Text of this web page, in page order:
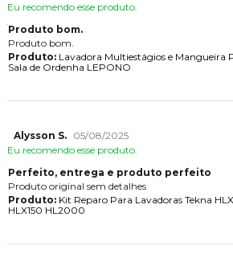
Eu recomendo esse produto.
Produto bom.
Produto bom.
Produto:Lavadora Multiestágios e Mangueira
Sala de Ordenha LEPONO
Alysson S.
05/08/2025
Eu recomendo esse produto.
Perfeito, entrega e produto perfeito
Produto original sem detalhes
Produto:Kit Reparo Para Lavadoras Tekna
HLX150 HL2000